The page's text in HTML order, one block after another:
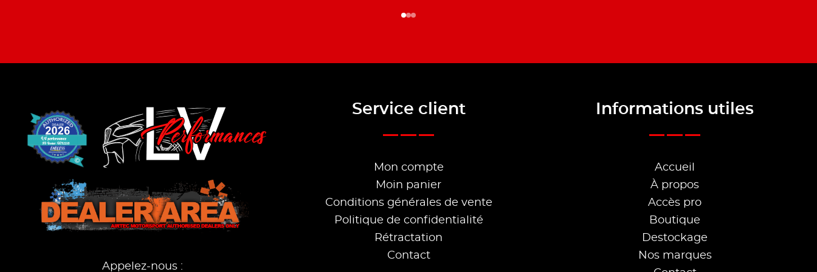
Service client
Mon compte
Moin panier
Conditions générales de vente
Politique de confidentialité
Rétractation
Contact
Informations utiles
Accueil
À propos
Accès pro
Boutique
Destockage
Nos marques
Appelez-nous :